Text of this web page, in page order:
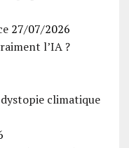
27/07/2026
l’IA ?
climatique